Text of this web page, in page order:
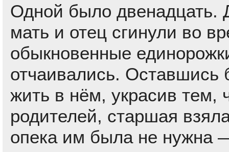
Одной было двенадцать.
мать и отец сгинули во
обыкновенные
отчаивались. Оставшись
жить в нём, украсив тем,
родителей, старшая
опека им была не нужна